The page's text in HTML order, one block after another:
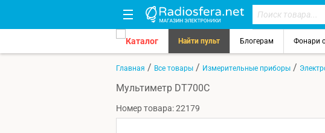
Каталог Найти пульт Блогерам Фонари
Главная / Все товары / Измерительные приборы /
Мультиметр DT700C
Номер товара: 22179